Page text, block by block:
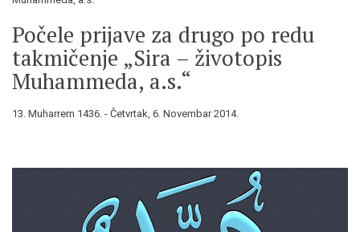
Počele prijave za drugo po redu
takmičenje „Sira – životopis
Muhammeda, a.s.“
13. Muharrem 1436. - Četvrtak, 6. Novembar 2014.